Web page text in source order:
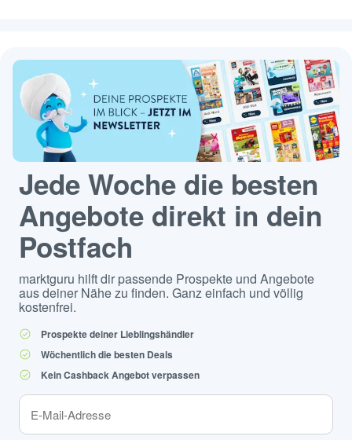
Jede Woche die besten
Angebote direkt in dein
Postfach
marktguru hilft dir passende Prospekte und Angebote
aus deiner Nähe zu finden. Ganz einfach und völlig
kostenfrei.
Prospekte deiner Lieblingshändler
Wöchentlich die besten Deals
Kein Cashback Angebot verpassen